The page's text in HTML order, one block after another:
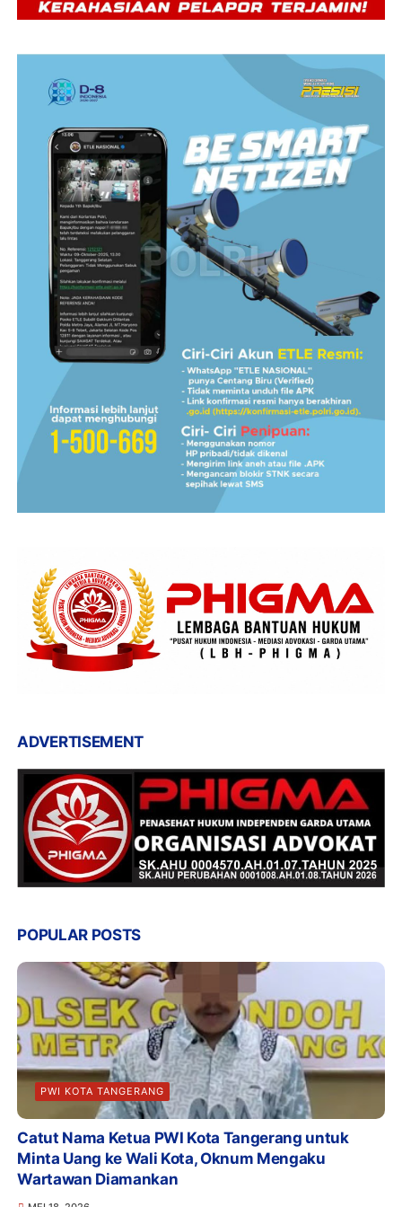
ADVERTISEMENT
POPULAR POSTS
PWI KOTA TANGERANG
Catut Nama Ketua PWI Kota Tangerang untuk
Minta Uang ke Wali Kota, Oknum Mengaku
Wartawan Diamankan